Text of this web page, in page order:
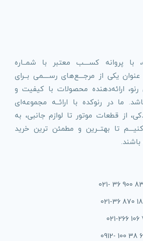
با پروانه کســــب معتبر با شمــاره
، به عنوان یکی از مرجـــع‌های رســــمی بــرای
رنو، ارائه‌دهنده محصولات با کیفیت و
ما در رنوکده با ارائــه مجموعه‌ای
از قطعات موتور تا لوازم جانبی، به
تا بهتــرین و مطمئن ترین خرید
باشند.